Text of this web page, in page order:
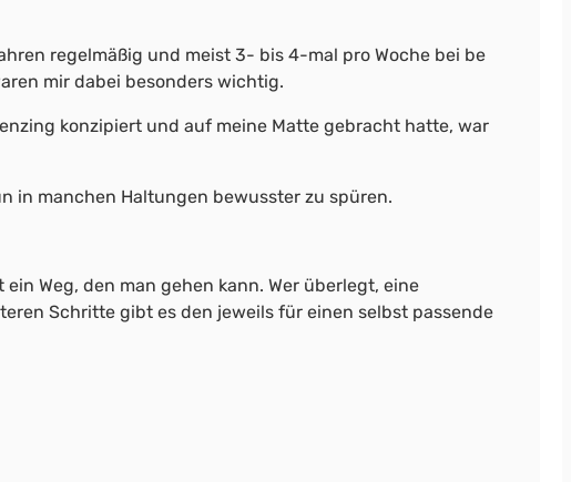
regelmäßig und meist 3- bis 4-mal pro Woche bei be
mir dabei besonders wichtig.
konzipiert und auf meine Matte gebracht hatte, war
in manchen Haltungen bewusster zu spüren.
ein Weg, den man gehen kann. Wer überlegt, eine
Schritte gibt es den jeweils für einen selbst passende